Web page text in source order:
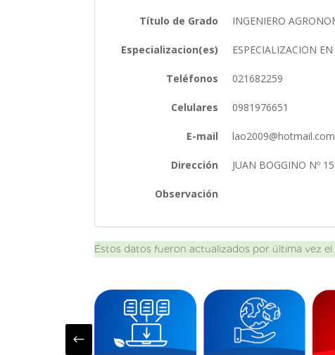
Título de Grado INGENIERO
Especializacion(es) ESPECIALIZACION
Teléfonos 021682259
Celulares 0981976651
E-mail lao2009@hotmail.com
Dirección JUAN BOGGINO Nº
Observación
Éstos datos fueron actualizados por última vez el
#